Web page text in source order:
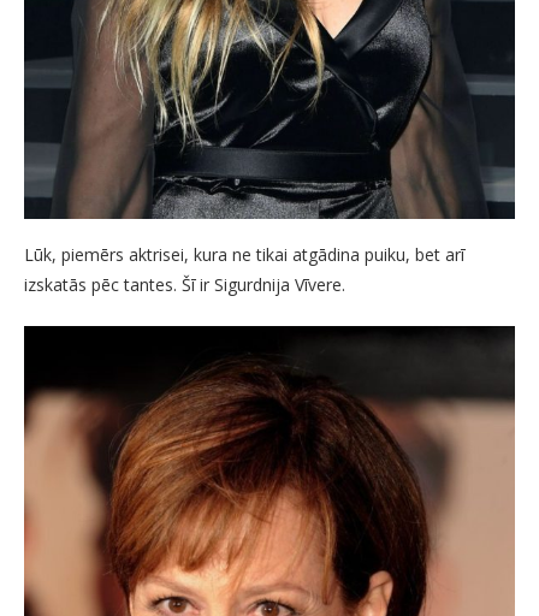
Lūk, piemērs aktrisei, kura ne tikai atgādina puiku, bet arī
izskatās pēc tantes. Šī ir Sigurdnija Vīvere.